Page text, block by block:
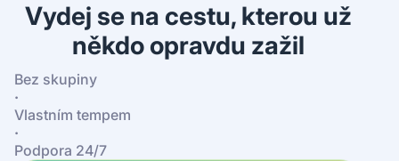
Vydej se na cestu, kterou už
někdo opravdu zažil
Bez skupiny
·
Vlastním tempem
·
Podpora 24/7